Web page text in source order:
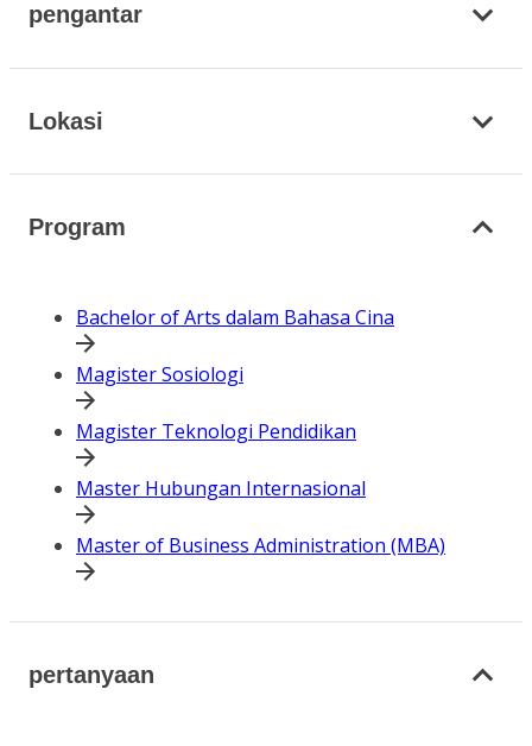
pengantar
Lokasi
Program
Bachelor of Arts dalam Bahasa Cina
Magister Sosiologi
Magister Teknologi Pendidikan
Master Hubungan Internasional
Master of Business Administration (MBA)
pertanyaan